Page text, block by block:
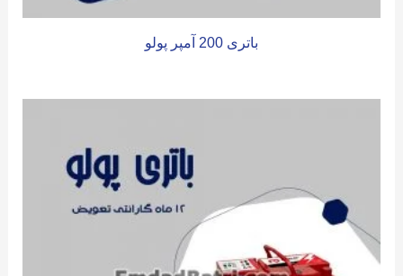
باتری 200 آمپر پولو